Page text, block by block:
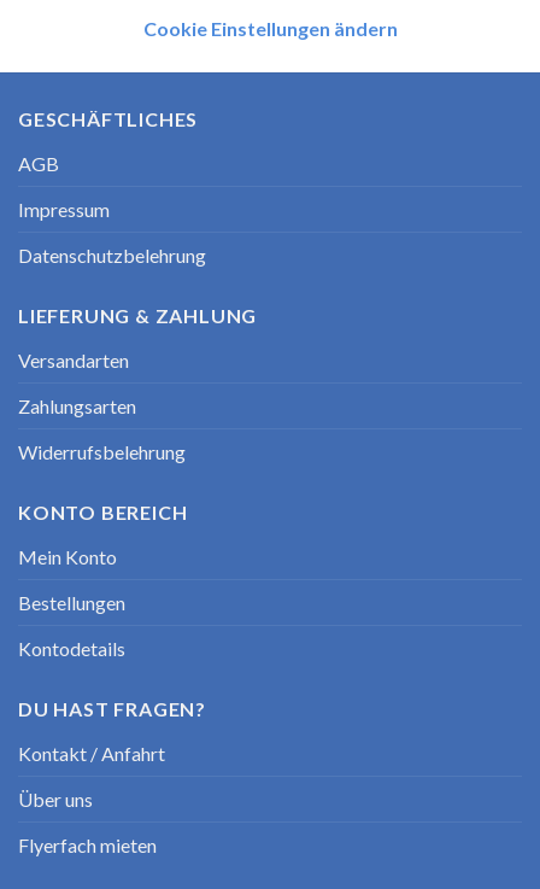
Cookie Einstellungen ändern
GESCHÄFTLICHES
AGB
Impressum
Datenschutzbelehrung
LIEFERUNG & ZAHLUNG
Versandarten
Zahlungsarten
Widerrufsbelehrung
KONTO BEREICH
Mein Konto
Bestellungen
Kontodetails
DU HAST FRAGEN?
Kontakt / Anfahrt
Über uns
Flyerfach mieten